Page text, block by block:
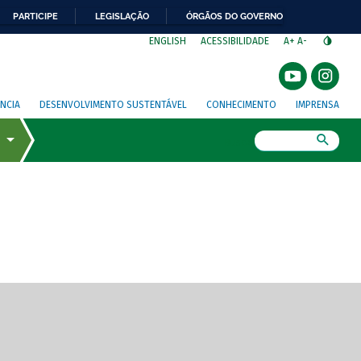
PARTICIPE LEGISLAÇÃO ÓRGÃOS DO GOVERNO
ENGLISH ACESSIBILIDADE A+ A-
DESENVOLVIMENTO SUSTENTÁVEL CONHECIMENTO IMPRENSA
de tela